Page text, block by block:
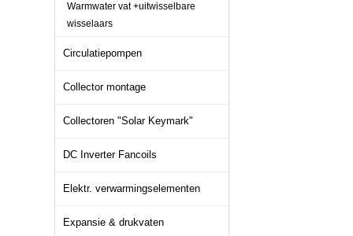
Warmwater vat +uitwisselbare
wisselaars
Circulatiepompen
Collector montage
Collectoren "Solar Keymark"
DC Inverter Fancoils
Elektr. verwarmingselementen
Expansie & drukvaten